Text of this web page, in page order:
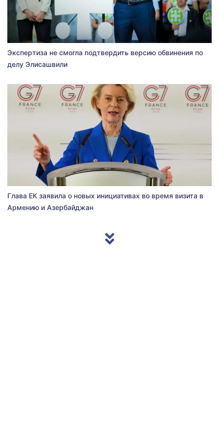
Экспертиза не смогла подтвердить версию обвинения по
делу Элисашвили
Глава ЕК заявила о новых инициативах во время визита в
Армению и Азербайджан